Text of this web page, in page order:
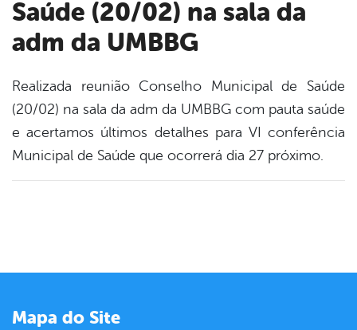
Saúde (20/02) na sala da
adm da UMBBG
Realizada reunião Conselho Municipal de Saúde
(20/02) na sala da adm da UMBBG com pauta saúde
e acertamos últimos detalhes para VI conferência
Municipal de Saúde que ocorrerá dia 27 próximo.
Mapa do Site